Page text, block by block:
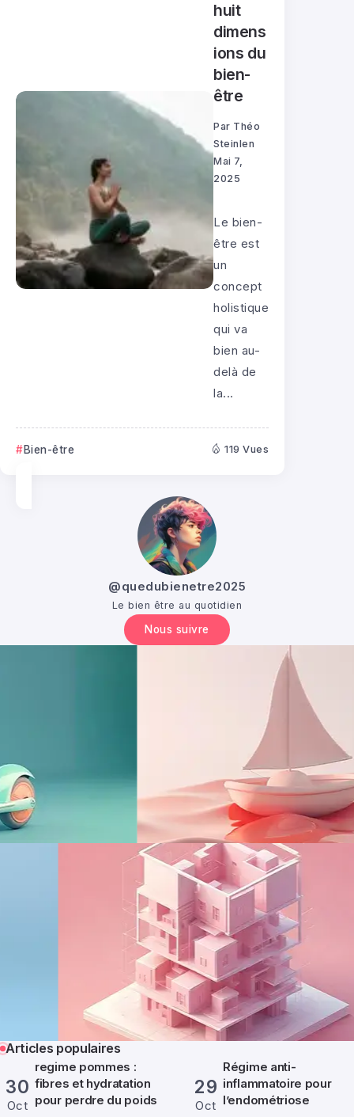
huit
dimens
ions du
bien-
être
Par Théo
Steinlen
Mai 7,
2025
Le bien-
être est
un
concept
holistique
qui va
bien au-
delà de
la...
Bien-être 119 Vues
@quedubienetre2025
Le bien être au quotidien
Nous suivre
Articles populaires
30
Oct
regime pommes :
fibres et hydratation
pour perdre du poids
29
Oct
Régime anti-
inflammatoire pour
l’endométriose